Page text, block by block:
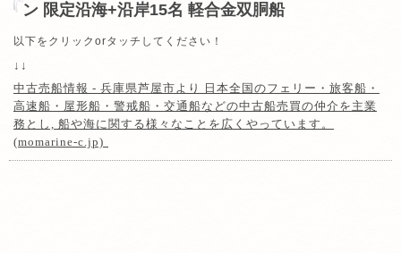
ン 限定沿海+沿岸15名 軽合金双胴船
以下をクリックorタッチしてください！
↓↓
中古売船情報 - 兵庫県芦屋市より 日本全国のフェリー・旅客船・
高速船・屋形船・警戒船・交通船などの中古船売買の仲介を主業
務とし, 船や海に関する様々なことを広くやっています。
(momarine-c.jp)